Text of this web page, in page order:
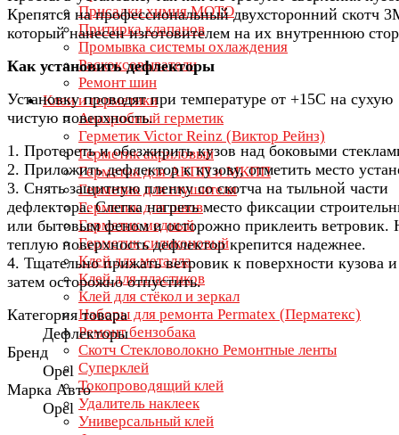
Присадки химия МОТО
Притирка клапанов
Промывка системы охлаждения
Раскоксовыватели
Ремонт шин
Клеи и герметики
Анаэробный герметик
Герметик Victor Reinz (Виктор Рейнз)
Герметик акриловый
Герметик для АКПП и МКПП
Герметик для глушителя
Герметик для швов
Герметик медный
Герметик силиконовый
Клей для металла
Клей для пластиков
Клей для стёкол и зеркал
Наборы для ремонта Permatex (Перматекс)
Ремонт бензобака
Скотч Стекловолокно Ремонтные ленты
Суперклей
Токопроводящий клей
Удалитель наклеек
Универсальный клей
Крепятся на профессиональный двухсторонний скотч
который нанесен изготовителем на их внутреннюю
Как установить дефлекторы
Установку проводят при температуре от +15С на сухую
чистую поверхность.
1. Протереть и обезжирить кузов над боковыми
2. Приложить дефлектор к кузову, отметить место
3. Снять защитную пленку со скотча на тыльной части
дефлектора. Слегка нагреть место фиксации
или бытовым феном и осторожно приклеить ветровик.
теплую поверхность дефлектор крепится надежнее.
4. Тщательно прижать ветровик к поверхности кузова и
затем осторожно отпустить.
Категория товара
Дефлекторы
Бренд
Opel
Марка Авто
Opel